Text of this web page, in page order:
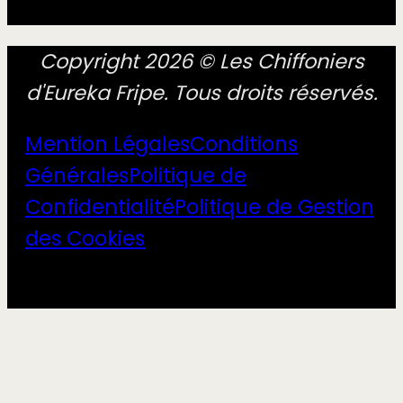
Copyright 2026 © Les Chiffoniers
d'Eureka Fripe. Tous droits réservés.
Mention LégalesConditions
GénéralesPolitique de
ConfidentialitéPolitique de Gestion
des Cookies